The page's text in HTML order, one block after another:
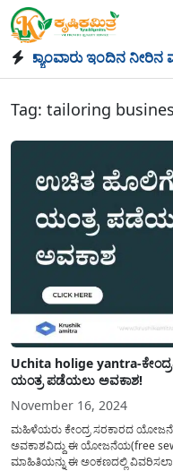
ಇಂದಿನ ನೀರಿನ ಮಟ್ಟ!
Tag: tailoring
Uchita holige yantra-
ಯಂತ್ರ ಪಡೆಯಲು ಅವಕಾಶ!
November 16, 2024
ಮಹಿಳೆಯರು ಕೇಂದ್ರ ಸರಕಾರದ
ಅವಕಾಶವಿದ್ದು ಈ ಯೋಜನೆಯ(free
ಮಾಹಿತಿಯನ್ನು ಈ ಅಂಕಣದಲ್ಲಿ